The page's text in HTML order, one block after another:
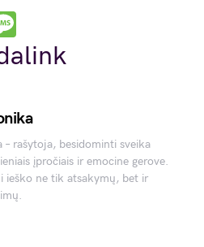
– rašytoja, besidominti sveika
įpročiais ir emocine gerove.
ieško ne tik atsakymų, bet ir